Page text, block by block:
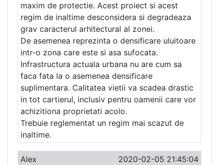
maxim de protectie. Acest proiect si acest
regim de inaltime desconsidera si degradeaza
grav caracterul arhitectural al zonei.
De asemenea reprezinta o densificare uluitoare
intr-o zona care este si asa sufocata.
Infrastructura actuala urbana nu are cum sa
faca fata la o asemenea densificare
suplimentara. Calitatea vietii va scadea drastic
in tot cartierul, inclusiv pentru oamenii care vor
achizitiona proprietati acolo.
Trebuie reglementat un regim mai scazut de
inaltime.
Alex
2020-02-05 21:45:04